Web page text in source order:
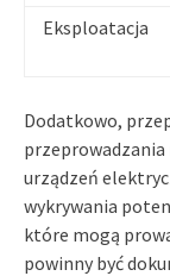
Eksploatacja
Dodatkowo,
urządzeń
wykrywania
które mogą
powinny być